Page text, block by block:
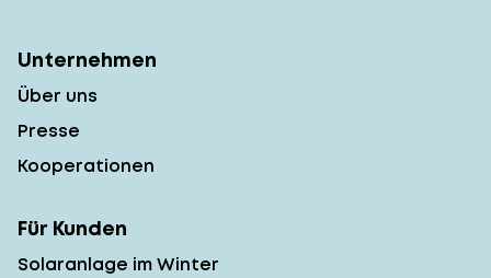
Unternehmen
Über uns
Presse
Kooperationen
Für Kunden
Solaranlage im Winter